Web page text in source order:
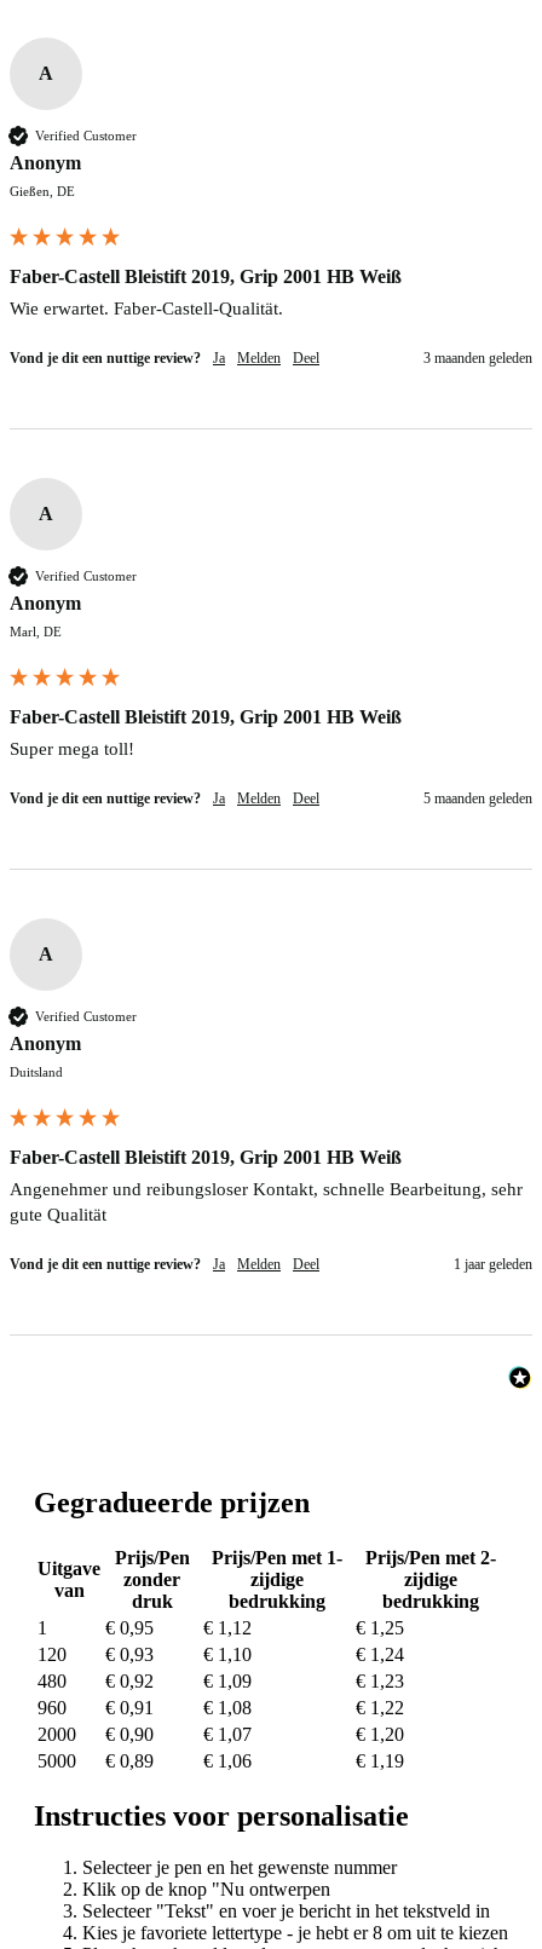
A
Verified Customer
Anonym
Gießen, DE
Faber-Castell Bleistift 2019, Grip 2001 HB Weiß
Wie erwartet. Faber-Castell-Qualität.
Vond je dit een nuttige review? Ja Melden Deel 3 maanden geleden
A
Verified Customer
Anonym
Marl, DE
Faber-Castell Bleistift 2019, Grip 2001 HB Weiß
Super mega toll!
Vond je dit een nuttige review? Ja Melden Deel 5 maanden geleden
A
Verified Customer
Anonym
Duitsland
Faber-Castell Bleistift 2019, Grip 2001 HB Weiß
Angenehmer und reibungsloser Kontakt, schnelle Bearbeitung, sehr
gute Qualität
Vond je dit een nuttige review? Ja Melden Deel 1 jaar geleden
Gegradueerde prijzen
Uitgave
van
Prijs/Pen
zonder
druk
Prijs/Pen met 1-
zijdige
bedrukking
Prijs/Pen met 2-
zijdige
bedrukking
1
€ 0,95 € 1,12
€ 1,25
120
€ 0,93 € 1,10
€ 1,24
480
€ 0,92 € 1,09
€ 1,23
960
€ 0,91 € 1,08
€ 1,22
2000
€ 0,90 € 1,07
€ 1,20
5000
€ 0,89 € 1,06 € 1,19
Instructies voor personalisatie
Selecteer je pen en het gewenste nummer
Klik op de knop "Nu ontwerpen
Selecteer "Tekst" en voer je bericht in het tekstveld in
Kies je favoriete lettertype - je hebt er 8 om uit te kiezen